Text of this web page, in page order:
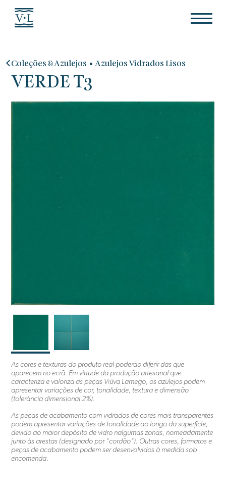
Coleções & Azulejos • Azulejos Vidrados Lisos
VERDE T3
As cores e texturas do produto real poderão diferir das que
aparecem no ecrã. Em virtude da produção artesanal que
caracteriza e valoriza as peças Viúva Lamego, os azulejos podem
apresentar variações de cor, tonalidade, textura e dimensão
(tolerância dimensional 2%).
As peças de acabamento com vidrados de cores mais transparentes
podem apresentar variações de tonalidade ao longo da superfície,
devido ao maior depósito de vidro nalgumas zonas, nomeadamente
junto às arestas (designado por "cordão"). Outras cores, formatos e
peças de acabamento podem ser desenvolvidos à medida sob
encomenda.